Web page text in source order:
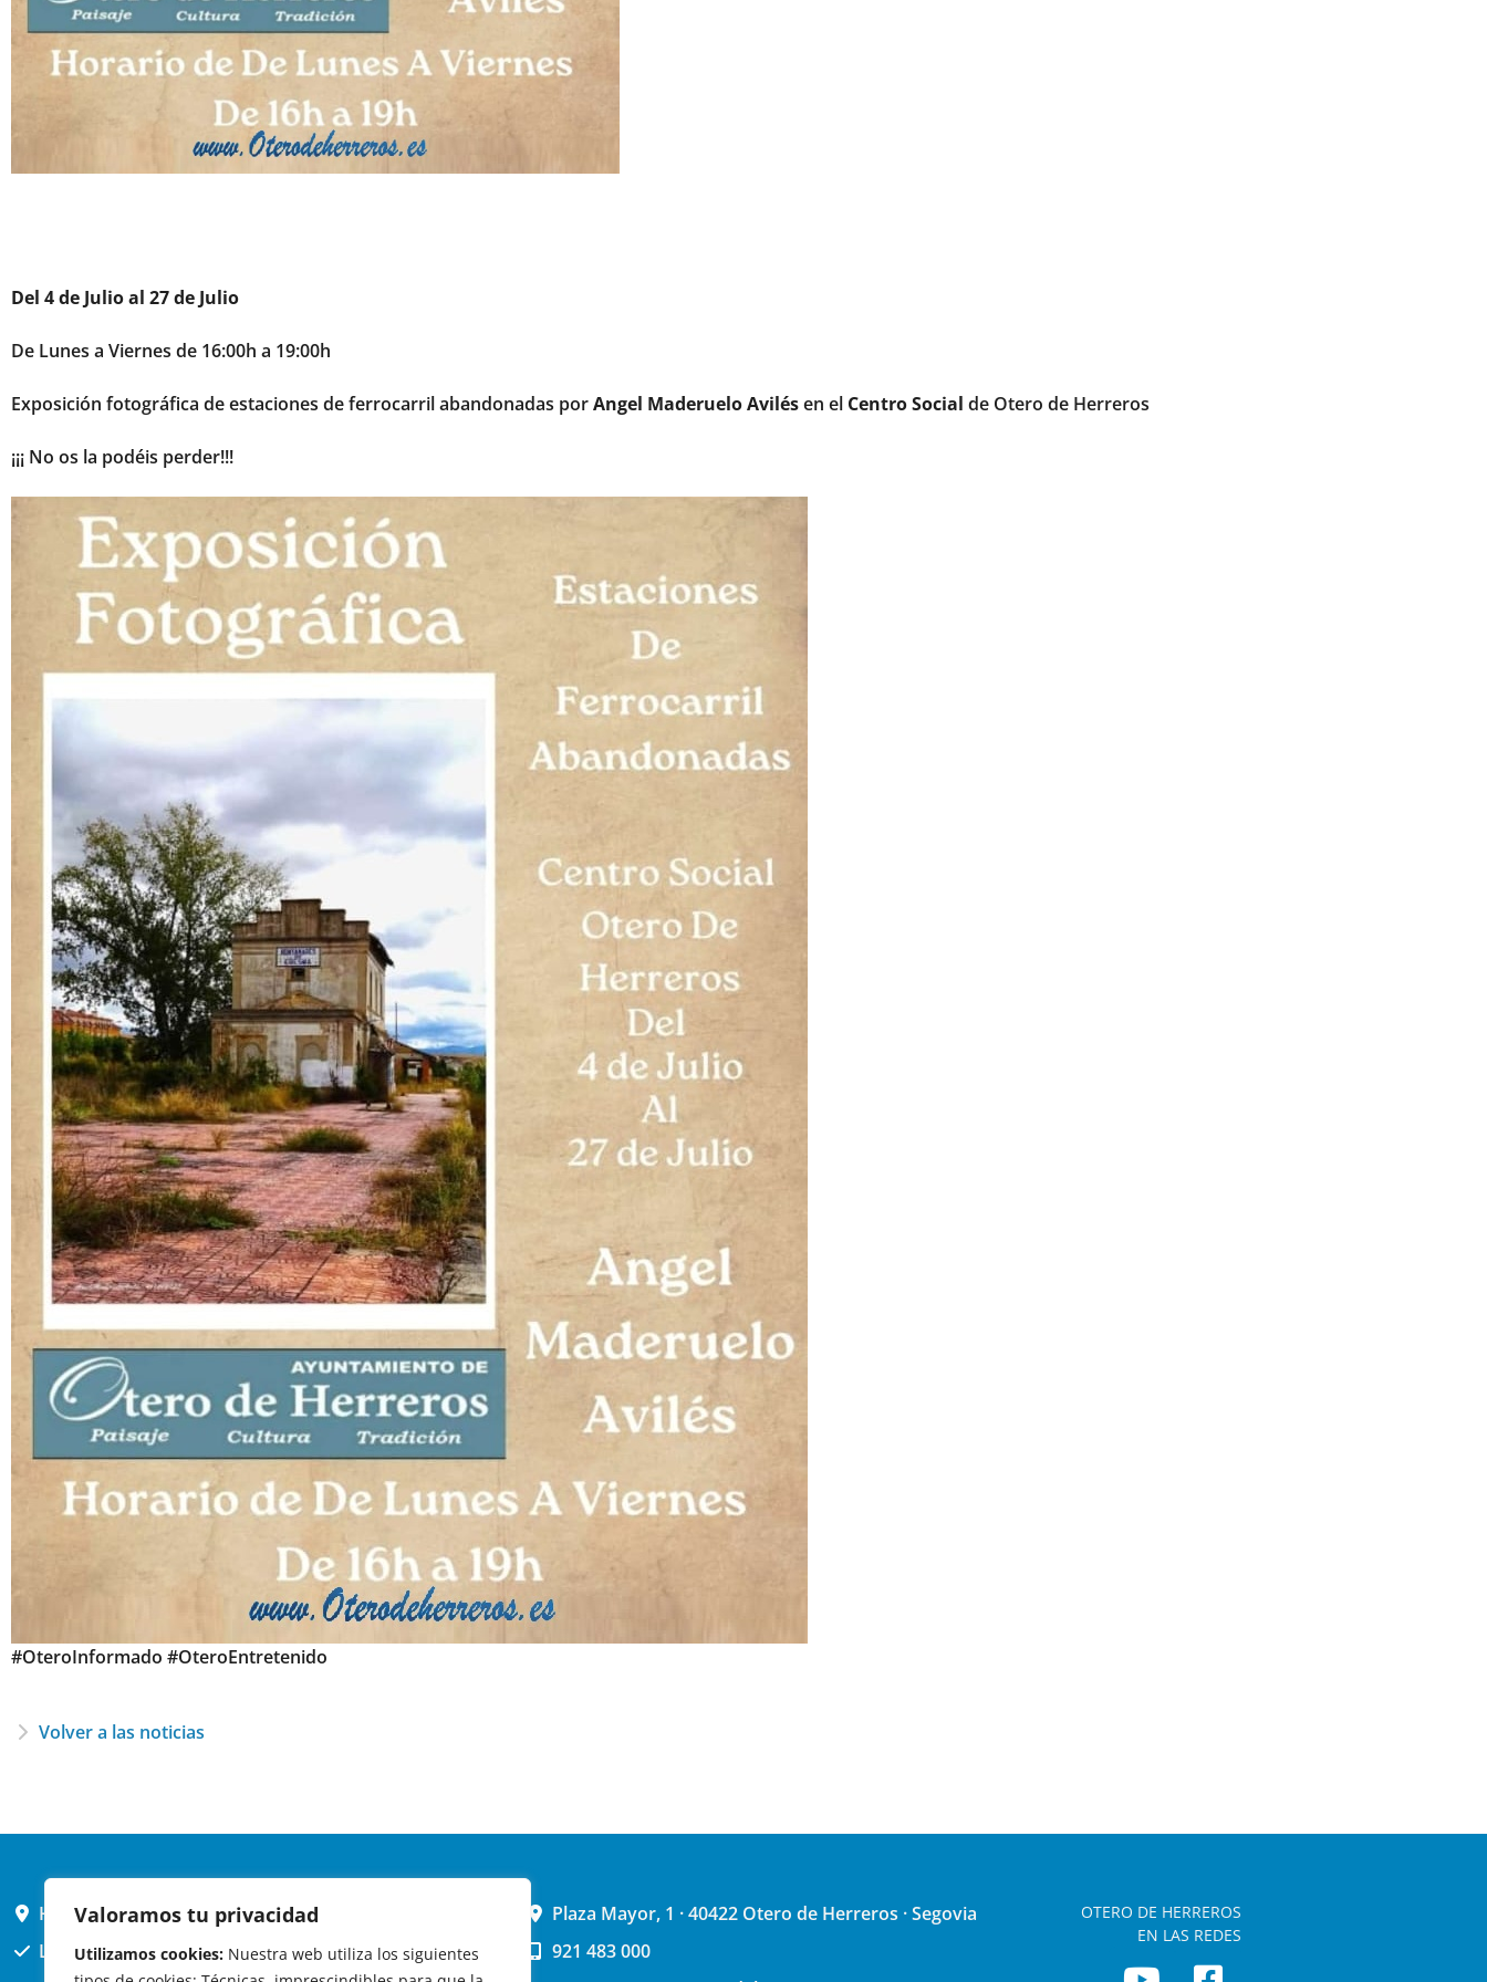
Valoramos tu privacidad
Utilizamos cookies: Nuestra web utiliza los siguientes
Del 4 de Julio al 27 de Julio
De Lunes a Viernes de 16:00h a 19:00h
Exposición fotográfica de estaciones de ferrocarril abandonadas porAngel Maderuelo Avilésen el Centro Social de Otero de Herreros
¡¡¡ No os la podéis perder!!!
#OteroInformado #OteroEntretenido
Volver a las noticias
HORARIO AYUNTAMIENTO
L,X,J,V 9 a 14h
Plaza Mayor, 1 · 40422 Otero de Herreros · Segovia
921 483 000
OTERO DE HERREROS
EN LAS REDES